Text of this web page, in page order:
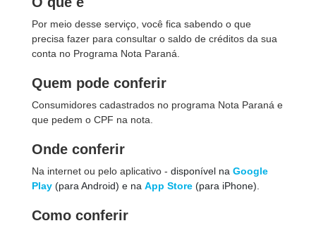
Por meio desse serviço, você fica sabendo o que
precisa fazer para consultar o saldo de créditos da sua
conta no Programa Nota Paraná.
Quem pode conferir
Consumidores cadastrados no programa Nota Paraná e
que pedem o CPF na nota.
Onde conferir
Na internet ou pelo aplicativo - disponível na Google
Play (para Android) e na App Store (para iPhone).
Como conferir